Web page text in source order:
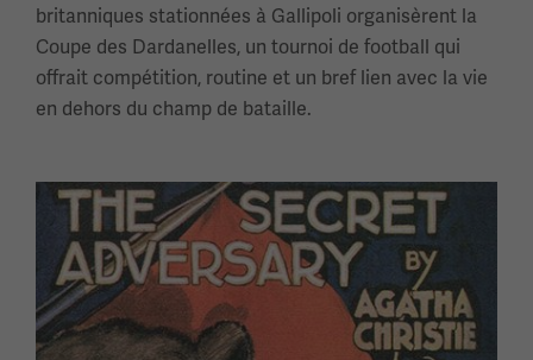
britanniques stationnées à Gallipoli organisèrent la
Coupe des Dardanelles, un tournoi de football qui
offrait compétition, routine et un bref lien avec la vie
en dehors du champ de bataille.